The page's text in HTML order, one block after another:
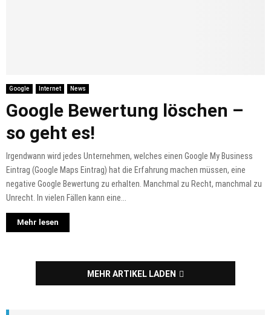
Google Internet News
Google Bewertung löschen –
so geht es!
Irgendwann wird jedes Unternehmen, welches einen Google My Business
Eintrag (Google Maps Eintrag) hat die Erfahrung machen müssen, eine
negative Google Bewertung zu erhalten. Manchmal zu Recht, manchmal zu
Unrecht. In vielen Fällen kann eine...
Mehr lesen
MEHR ARTIKEL LADEN